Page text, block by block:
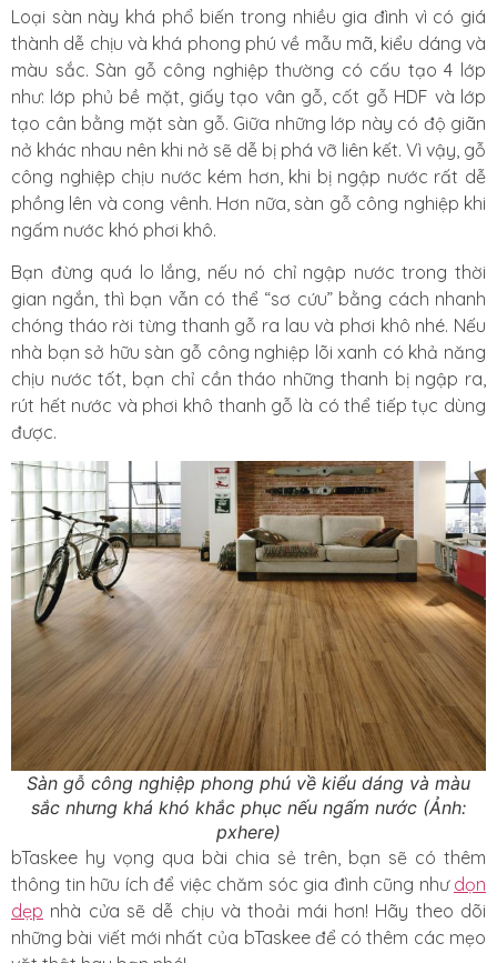
Loại sàn này khá phổ biến trong nhiều gia đình vì có giá
thành dễ chịu và khá phong phú về mẫu mã, kiểu dáng và
màu sắc. Sàn gỗ công nghiệp thường có cấu tạo 4 lớp
như: lớp phủ bề mặt, giấy tạo vân gỗ, cốt gỗ HDF và lớp
tạo cân bằng mặt sàn gỗ. Giữa những lớp này có độ giãn
nở khác nhau nên khi nở sẽ dễ bị phá vỡ liên kết. Vì vậy, gỗ
công nghiệp chịu nước kém hơn, khi bị ngập nước rất dễ
phồng lên và cong vênh. Hơn nữa, sàn gỗ công nghiệp khi
ngấm nước khó phơi khô.
Bạn đừng quá lo lắng, nếu nó chỉ ngập nước trong thời
gian ngắn, thì bạn vẫn có thể “sơ cứu” bằng cách nhanh
chóng tháo rời từng thanh gỗ ra lau và phơi khô nhé. Nếu
nhà bạn sở hữu sàn gỗ công nghiệp lõi xanh có khả năng
chịu nước tốt, bạn chỉ cần tháo những thanh bị ngập ra,
rút hết nước và phơi khô thanh gỗ là có thể tiếp tục dùng
được.
Sàn gỗ công nghiệp phong phú về kiểu dáng và màu
sắc nhưng khá khó khắc phục nếu ngấm nước (Ảnh:
pxhere)
bTaskee hy vọng qua bài chia sẻ trên, bạn sẽ có thêm
thông tin hữu ích để việc chăm sóc gia đình cũng như dọn
dẹp nhà cửa sẽ dễ chịu và thoải mái hơn! Hãy theo dõi
những bài viết mới nhất của bTaskee để có thêm các mẹo